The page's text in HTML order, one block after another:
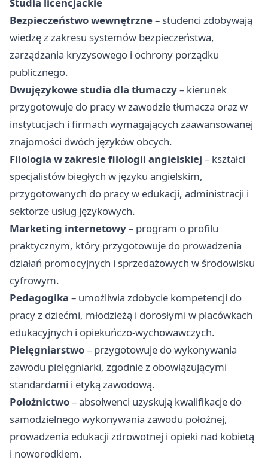
Bezpieczeństwo wewnętrzne– studenci zdobywają
wiedzę z zakresu systemów bezpieczeństwa,
zarządzania kryzysowego i ochrony porządku
publicznego.
Dwujęzykowe studia dla tłumaczy– kierunek
przygotowuje do pracy w zawodzie tłumacza oraz w
instytucjach i firmach wymagających zaawansowanej
znajomości dwóch języków obcych.
Filologia w zakresie filologii angielskiej – kształci
specjalistów biegłych w języku angielskim,
przygotowanych do pracy w edukacji, administracji i
sektorze usług językowych.
Marketing internetowy– program o profilu
praktycznym, który przygotowuje do prowadzenia
działań promocyjnych i sprzedażowych w środowisku
cyfrowym.
Pedagogika – umożliwia zdobycie kompetencji do
pracy z dziećmi, młodzieżą i dorosłymi w placówkach
edukacyjnych i opiekuńczo-wychowawczych.
Pielęgniarstwo– przygotowuje do wykonywania
zawodu pielęgniarki, zgodnie z obowiązującymi
standardami i etyką zawodową.
Położnictwo– absolwenci uzyskują kwalifikacje do
samodzielnego wykonywania zawodu położnej,
prowadzenia edukacji zdrowotnej i opieki nad kobietą
i noworodkiem.